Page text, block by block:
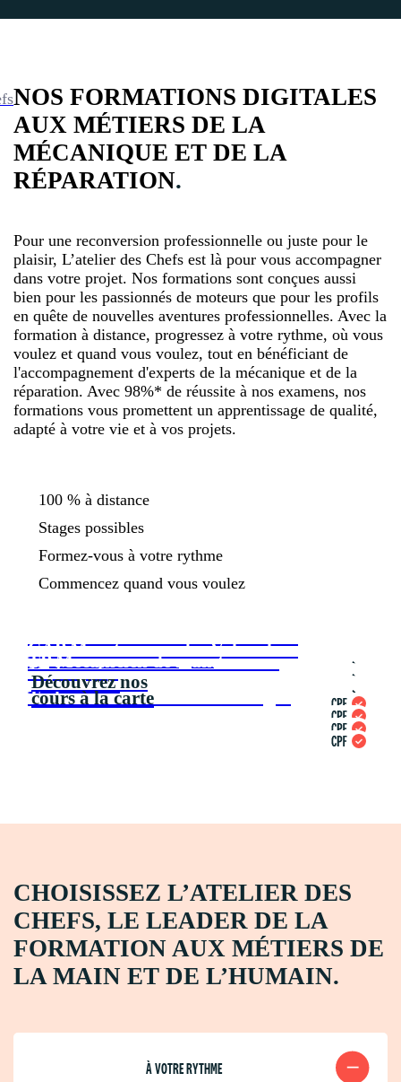
NOS FORMATIONS DIGITALES
AUX MÉTIERS DE LA
MÉCANIQUE ET DE LA
RÉPARATION.
Pour une reconversion professionnelle ou juste pour le
plaisir, L’atelier des Chefs est là pour vous accompagner
dans votre projet. Nos formations sont conçues aussi
bien pour les passionnés de moteurs que pour les profils
en quête de nouvelles aventures professionnelles. Avec la
formation à distance, progressez à votre rythme, où vous
voulez et quand vous voulez, tout en bénéficiant de
l'accompagnement d'experts de la mécanique et de la
réparation. Avec 98%* de réussite à nos examens, nos
formations vous promettent un apprentissage de qualité,
adapté à votre vie et à vos projets.
100 % à distance
Stages possibles
Formez-vous à votre rythme
Commencez quand vous voulez
Option véhicules légers
CAP Maintenance des Véhicules -
Motocycles
TP Mécanicien de maintenance
automobile
Technicien Gros Électroménager
Découvrez nos
cours à la carte
CHOISISSEZ L’ATELIER DES
CHEFS, LE LEADER DE LA
FORMATION AUX MÉTIERS DE
LA MAIN ET DE L’HUMAIN.
À VOTRE RYTHME